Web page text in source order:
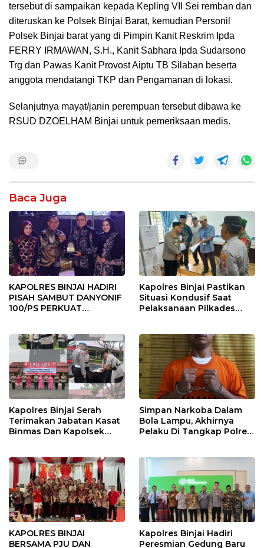
tersebut di sampaikan kepada Kepling VII Sei remban dan
diteruskan ke Polsek Binjai Barat, kemudian Personil
Polsek Binjai barat yang di Pimpin Kanit Reskrim Ipda
FERRY IRMAWAN, S.H., Kanit Sabhara Ipda Sudarsono
Trg dan Pawas Kanit Provost Aiptu TB Silaban beserta
anggota mendatangi TKP dan Pengamanan di lokasi.
Selanjutnya mayat/janin perempuan tersebut dibawa ke
RSUD DZOELHAM Binjai untuk pemeriksaan medis.
Baca Juga
KAPOLRES BINJAI HADIRI
PISAH SAMBUT DANYONIF
100/PS PERKUAT
Kapolres Binjai Pastikan
Situasi Kondusif Saat
Pelaksanaan Pilkades
Kapolres Binjai Serah
Terimakan Jabatan Kasat
Binmas Dan Kapolsek
Simpan Narkoba Dalam
Bola Lampu, Akhirnya
Pelaku Di Tangkap Polres
KAPOLRES BINJAI
BERSAMA PJU DAN
Kapolres Binjai Hadiri
Peresmian Gedung Baru